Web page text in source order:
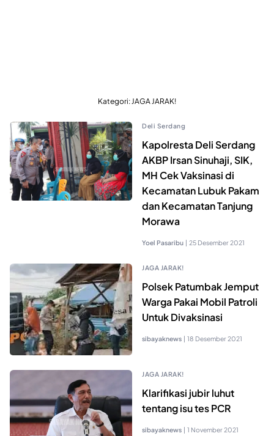
Kategori: JAGA JARAK!
Deli Serdang
Kapolresta Deli Serdang
AKBP Irsan Sinuhaji, SIK,
MH Cek Vaksinasi di
Kecamatan Lubuk Pakam
dan Kecamatan Tanjung
Morawa
Yoel Pasaribu | 25 Desember 2021
JAGA JARAK!
Polsek Patumbak Jemput
Warga Pakai Mobil Patroli
Untuk Divaksinasi
sibayaknews | 18 Desember 2021
JAGA JARAK!
Klarifikasi jubir luhut
tentang isu tes PCR
sibayaknews | 1 November 2021